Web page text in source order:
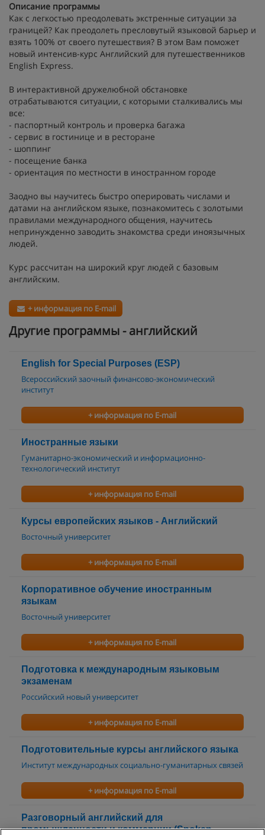
Описание программы
Как с легкостью преодолевать экстренные ситуации за
границей? Как преодолеть пресловутый языковой барьер и
взять 100% от своего путешествия? В этом Вам поможет
новый интенсив-курс Английский для путешественников
English Express.
В интерактивной дружелюбной обстановке
отрабатываются ситуации, с которыми сталкивались мы
все:
- паспортный контроль и проверка багажа
- сервис в гостинице и в ресторане
- шоппинг
- посещение банка
- ориентация по местности в иностранном городе
Заодно вы научитесь быстро оперировать числами и
датами на английском языке, познакомитесь с золотыми
правилами международного общения, научитесь
непринужденно заводить знакомства среди иноязычных
людей.
Курс рассчитан на широкий круг людей с базовым
английским.
+ информация по E-mail
Другие программы - английский
English for Special Purposes (ESP)
Всероссийский заочный финансово-экономический
институт
+ информация по E-mail
Иностранные языки
Гуманитарно-экономический и информационно-
технологический институт
+ информация по E-mail
Курсы европейских языков - Английский
Восточный университет
+ информация по E-mail
Корпоративное обучение иностранным
языкам
Восточный университет
+ информация по E-mail
Подготовка к международным языковым
экзаменам
Российский новый университет
+ информация по E-mail
Подготовительные курсы английского языка
Институт международных социально-гуманитарных связей
+ информация по E-mail
Разговорный английский для
промышленности и коммерции (Spoken